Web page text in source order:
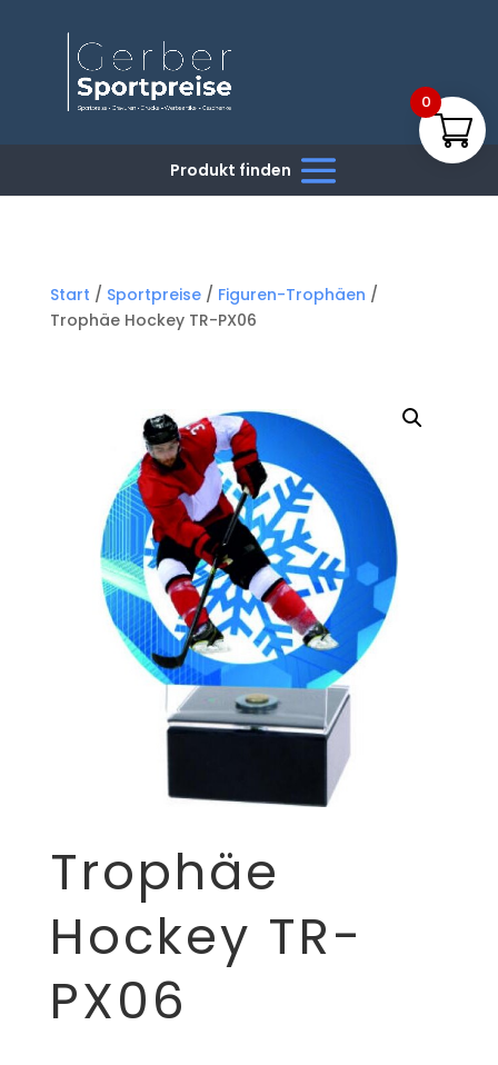
Start / Sportpreise/ Figuren-Trophäen /
Trophäe Hockey TR-PX06
Trophäe
Hockey TR-
PX06
0